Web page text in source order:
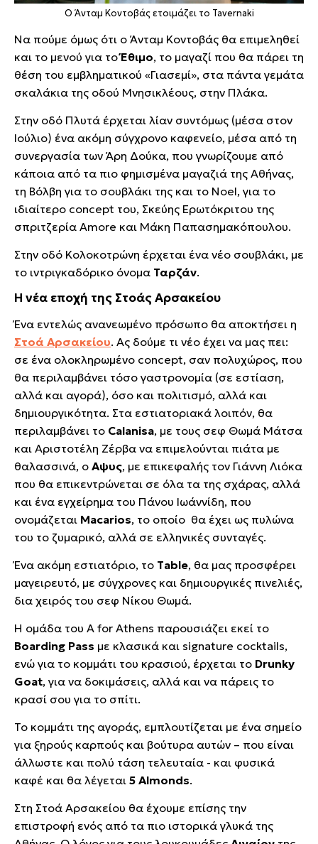
Ο Άνταμ Κοντοβάς ετοιμάζει το Tavernaki
Να πούμε όμως ότι ο Άνταμ Κοντοβάς θα επιμεληθεί
και το μενού για τοΈθιμο, το μαγαζί που θα πάρει τη
θέση του εμβληματικού «Γιασεμί», στα πάντα γεμάτα
σκαλάκια της οδού Μνησικλέους, στην Πλάκα.
Στην οδό Πλυτά έρχεται λίαν συντόμως (μέσα στον
Ιούλιο) ένα ακόμη σύγχρονο καφενείο, μέσα από τη
συνεργασία των Άρη Δούκα, που γνωρίζουμε από
κάποια από τα πιο φημισμένα μαγαζιά της Αθήνας,
τη Βόλβη για το σουβλάκι της και το Noel, για το
ιδιαίτερο concept του, Σκεύης Ερωτόκριτου της
σπριτζερία Amore και Μάκη Παπασημακόπουλου.
Στην οδό Κολοκοτρώνη έρχεται ένα νέο σουβλάκι, με
το ιντριγκαδόρικο όνομα Ταρζάν.
Η νέα εποχή της Στοάς Αρσακείου
Ένα εντελώς ανανεωμένο πρόσωπο θα αποκτήσει η
Στοά Αρσακείου. Ας δούμε τι νέο έχει να μας πει:
σε ένα ολοκληρωμένο concept, σαν πολυχώρος, που
θα περιλαμβάνει τόσο γαστρονομία (σε εστίαση,
αλλά και αγορά), όσο και πολιτισμό, αλλά και
δημιουργικότητα. Στα εστιατοριακά λοιπόν, θα
περιλαμβάνει το Calanisa, με τους σεφ Θωμά Μάτσα
και Αριστοτέλη Ζέρβα να επιμελούνται πιάτα με
θαλασσινά, ο Αψυς, με επικεφαλής τον Γιάννη Λιόκα
που θα επικεντρώνεται σε όλα τα της σχάρας, αλλά
και ένα εγχείρημα του Πάνου Ιωάννίδη, που
ονομάζεται Macarios, το οποίο θα έχει ως πυλώνα
του το ζυμαρικό, αλλά σε ελληνικές συνταγές.
Ένα ακόμη εστιατόριο, το Table, θα μας προσφέρει
μαγειρευτό, με σύγχρονες και δημιουργικές πινελιές,
δια χειρός του σεφ Νίκου Θωμά.
Η ομάδα του A for Athens παρουσιάζει εκεί το
Boarding Pass με κλασικά και signature cocktails,
ενώ για το κομμάτι του κρασιού, έρχεται το Drunky
Goat, για να δοκιμάσεις, αλλά και να πάρεις το
κρασί σου για το σπίτι.
Το κομμάτι της αγοράς, εμπλουτίζεται με ένα σημείο
για ξηρούς καρπούς και βούτυρα αυτών – που είναι
άλλωστε και πολύ τάση τελευταία - και φυσικά
καφέ και θα λέγεται 5 Almonds.
Στη Στοά Αρσακείου θα έχουμε επίσης την
επιστροφή ενός από τα πιο ιστορικά γλυκά της